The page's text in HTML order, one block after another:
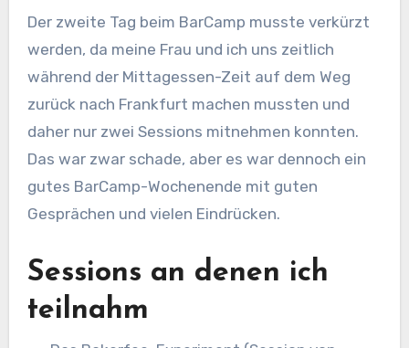
Der zweite Tag beim BarCamp musste verkürzt
werden, da meine Frau und ich uns zeitlich
während der Mittagessen-Zeit auf dem Weg
zurück nach Frankfurt machen mussten und
daher nur zwei Sessions mitnehmen konnten.
Das war zwar schade, aber es war dennoch ein
gutes BarCamp-Wochenende mit guten
Gesprächen und vielen Eindrücken.
Sessions an denen ich
teilnahm